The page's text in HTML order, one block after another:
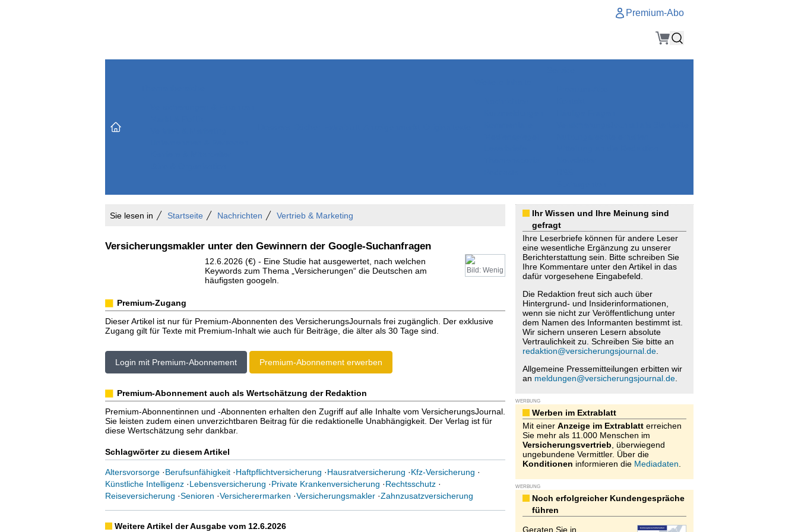
Premium-Abo
Sie lesen in Startseite Nachrichten Vertrieb & Marketing
Versicherungsmakler unter den Gewinnern der Google-Suchanfragen
Bild: Wenig
12.6.2026 (€) - Eine Studie hat ausgewertet, nach welchen
Keywords zum Thema „Versicherungen“ die Deutschen am
häufigsten googeln.
Premium-Zugang
Dieser Artikel ist nur für Premium-Abonnenten des VersicherungsJournals frei zugänglich. Der exklusive
Zugang gilt für Texte mit Premium-Inhalt wie auch für Beiträge, die älter als 30 Tage sind.
Login mit Premium-Abonnement Premium-Abonnement erwerben
Premium-Abonnement auch als Wertschätzung der Redaktion
Premium-Abonnentinnen und -Abonnenten erhalten den Zugriff auf alle Inhalte vom VersicherungsJournal.
Sie leisten zudem einen unverzichtbaren Beitrag für die redaktionelle Unabhängigkeit. Der Verlag ist für
diese Wertschätzung sehr dankbar.
Schlagwörter zu diesem Artikel
Altersvorsorge·Berufsunfähigkeit·Haftpflichtversicherung ·Hausratversicherung ·Kfz-Versicherung ·
Künstliche Intelligenz·Lebensversicherung ·Private Krankenversicherung ·Rechtsschutz·
Reiseversicherung ·Senioren ·Versicherermarken ·Versicherungsmakler·Zahnzusatzversicherung
Weitere Artikel der Ausgabe vom 12.6.2026
Ihr Wissen und Ihre Meinung sind
gefragt
Ihre Leserbriefe können für andere Leser
eine wesentliche Ergänzung zu unserer
Berichterstattung sein. Bitte schreiben Sie
Ihre Kommentare unter den Artikel in das
dafür vorgesehene Eingabefeld.
Die Redaktion freut sich auch über
Hintergrund- und Insiderinformationen,
wenn sie nicht zur Veröffentlichung unter
dem Namen des Informanten bestimmt ist.
Wir sichern unseren Lesern absolute
Vertraulichkeit zu. Schreiben Sie bitte an
redaktion@versicherungsjournal.de.
Allgemeine Pressemitteilungen erbitten wir
an meldungen@versicherungsjournal.de.
WERBUNG
Werben im Extrablatt
Mit einer Anzeige im Extrablatterreichen
Sie mehr als 11.000 Menschen im
Versicherungsvertrieb , überwiegend
ungebundene Vermittler. Über die
Konditionen informieren die Mediadaten
WERBUNG
Noch erfolgreicher Kundengespräche
führen
Geraten Sie in